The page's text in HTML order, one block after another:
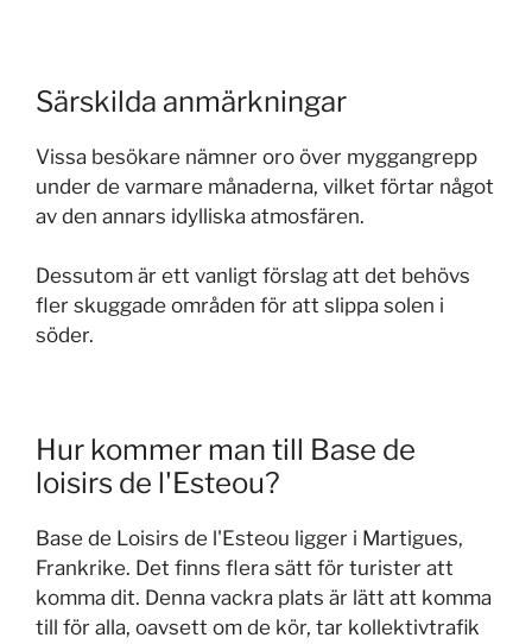
Särskilda anmärkningar
Vissa besökare nämner oro över myggangrepp
under de varmare månaderna, vilket förtar något
av den annars idylliska atmosfären.
Dessutom är ett vanligt förslag att det behövs
fler skuggade områden för att slippa solen i
söder.
Hur kommer man till Base de
loisirs de l'Esteou?
Base de Loisirs de l'Esteou ligger i Martigues,
Frankrike. Det finns flera sätt för turister att
komma dit. Denna vackra plats är lätt att komma
till för alla, oavsett om de kör, tar kollektivtrafik